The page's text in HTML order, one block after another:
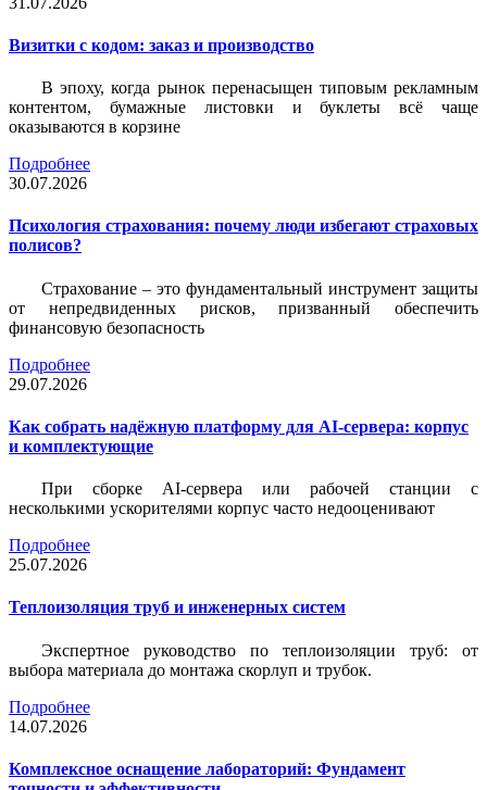
Визитки c кодом: заказ и производство
В эпоху, когда рынок перенасыщен типовым рекламным
контентом, бумажные листовки и буклеты всё чаще
оказываются в корзине
Подробнее
30.07.2026
Психология страхования: почему люди избегают страховых
полисов?
Страхование – это фундаментальный инструмент защиты
от непредвиденных рисков, призванный обеспечить
финансовую безопасность
Подробнее
29.07.2026
Как собрать надёжную платформу для AI-сервера: корпус
и комплектующие
При сборке AI-сервера или рабочей станции с
несколькими ускорителями корпус часто недооценивают
Подробнее
25.07.2026
Теплоизоляция труб и инженерных систем
Экспертное руководство по теплоизоляции труб: от
выбора материала до монтажа скорлуп и трубок.
Подробнее
14.07.2026
Комплексное оснащение лабораторий: Фундамент